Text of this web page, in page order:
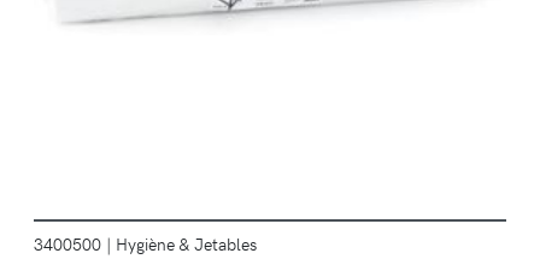
3400500 | Hygiène & Jetables